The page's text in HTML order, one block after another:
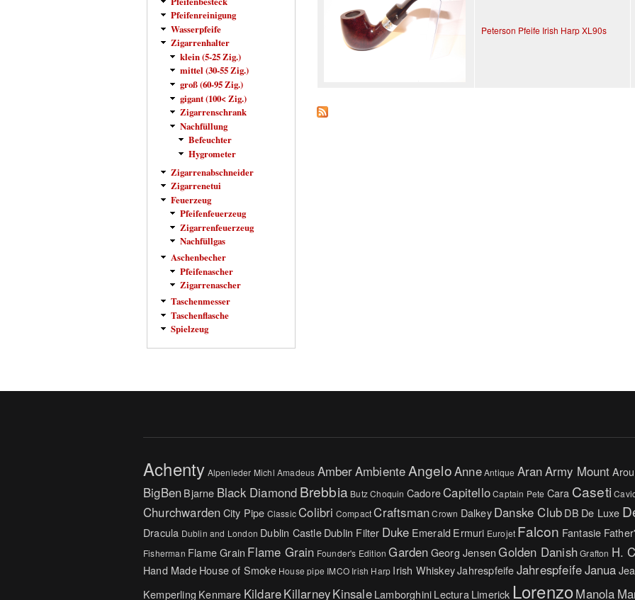
Pfeifenreinigung
Wasserpfeife
Zigarrenhalter
klein (5-25 Zig.)
mittel (30-55 Zig.)
groß (60-95 Zig.)
gigant (100< Zig.)
Zigarrenschrank
Nachfüllung
Befeuchter
Hygrometer
Zigarrenabschneider
Zigarrenetui
Feuerzeug
Pfeifenfeuerzeug
Zigarrenfeuerzeug
Nachfüllgas
Aschenbecher
Pfeifenascher
Zigarrenascher
Taschenmesser
Taschenflasche
Spielzeug
Peterson Pfeife Irish Harp XL90s
Achenty Alpenleder Michl Amadeus AmberAmbienteAngeloAnneAntique AranArmy Mount
BigBenBjarne Black Diamond Brebbia Butz Choquin CadoreCapitelloCaptain Pete Cara Caseti
ChurchwardenCity Pipe ClassicColibri Compact Craftsman Crown DalkeyDanske ClubDB De Luxe
Dracula Dublin and London Dublin CastleDublin Filter Duke Emerald Ermuri Eurojet Falcon Fantasie
Fisherman Flame Grain Flame Grain Founder's Edition GardenGeorg Jensen Golden DanishGrafton H.
Hand MadeHouse of Smoke House pipe IMCO Irish Harp Irish WhiskeyJahrespfeifeJahrespfeifeJanua
Kemperling Kenmare KildareKillarneyKinsaleLamborghiniLecturaLimerick LorenzoManola